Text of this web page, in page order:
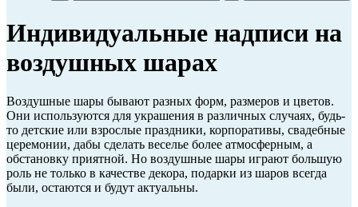
Индивидуальные надписи на
воздушных шарах
Воздушные шары бывают разных форм, размеров и цветов.
Они используются для украшения в различных случаях, будь-
то детские или взрослые праздники, корпоративы, свадебные
церемонии, дабы сделать веселье более атмосферным, а
обстановку приятной. Но воздушные шары играют большую
роль не только в качестве декора, подарки из шаров всегда
были, остаются и будут актуальны.